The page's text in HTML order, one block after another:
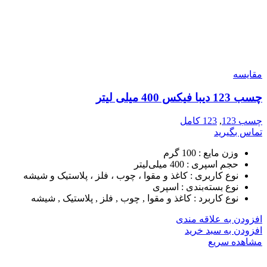
مقایسه
چسب 123 دیبا فیکس 400 میلی لیتر
چسب 123 , 123 کامل
تماس بگیرید
وزن مایع : 100 گرم
حجم اسپری : 400 میلی‌لیتر
نوع کاربری : کاغذ و مقوا ، چوب ، فلز ، پلاستیک و شیشه
نوع بسته‌بندی : اسپری
نوع کاربرد : کاغذ و مقوا , چوب , فلز , پلاستیک , شیشه
افزودن به علاقه مندی
افزودن به سبد خرید
مشاهده سریع